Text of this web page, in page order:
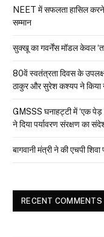
NEET में सफलता हासिल करने
सम्मान
सुक्खू का गवर्नेंस मॉडल केवल
80वें स्वतंत्रता दिवस के
ठाकुर और सुरेश कश्यप ने किया
GMSSS घनाहट्टी में ‘एक पेड़
ने दिया पर्यावरण संरक्षण का
बागवानी मंत्री ने की एचपी शिवा
RECENT COMMENTS